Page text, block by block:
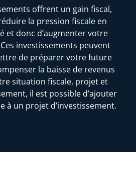
offrent un gain fiscal,
la pression fiscale en
et donc d’augmenter votre
investissements peuvent
de préparer votre future
la baisse de revenus
situation fiscale, projet et
il est possible d’ajouter
à un projet d’investissement.